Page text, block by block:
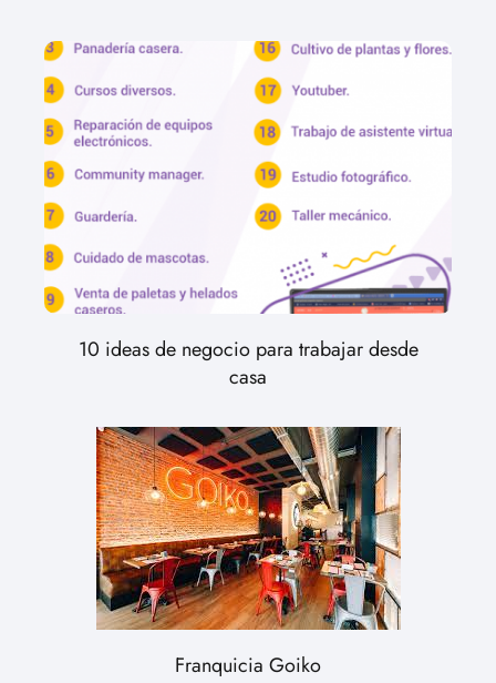
10 ideas de negocio para trabajar desde
casa
Franquicia Goiko